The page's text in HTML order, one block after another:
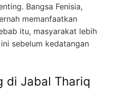
Bangsa Fenisia,
memanfaatkan
itu, masyarakat lebih
sebelum kedatangan
di Jabal Thariq